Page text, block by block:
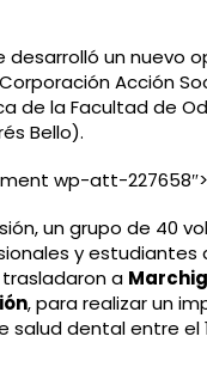
desarrolló un nuevo
Acción
de la Facultad de
Bello).
wp-att-227658″>
un grupo de 40
y estudiantes
a
, para realizar un
salud dental entre el